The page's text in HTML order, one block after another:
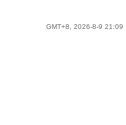
GMT+8, 2026-8-9 21:09